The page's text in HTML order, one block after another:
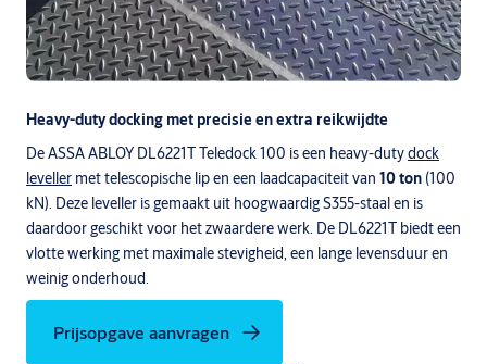
Heavy-duty docking met precisie en extra reikwijdte
De ASSA ABLOY DL6221T Teledock 100 is een heavy-dutydock
leveller met telescopische lip en een laadcapaciteit van 10 ton (100
kN). Deze leveller is gemaakt uit hoogwaardig S355-staal en is
daardoor geschikt voor het zwaardere werk. De DL6221T biedt een
vlotte werking met maximale stevigheid, een lange levensduur en
weinig onderhoud.
Prijsopgave aanvragen